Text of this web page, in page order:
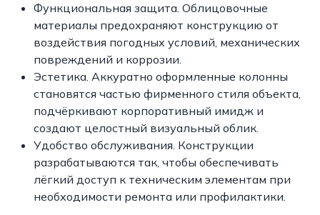
Функциональная защита. Облицовочные
материалы предохраняют конструкцию от
воздействия погодных условий, механических
повреждений и коррозии.
Эстетика. Аккуратно оформленные колонны
становятся частью фирменного стиля объекта,
подчёркивают корпоративный имидж и
создают целостный визуальный облик.
Удобство обслуживания. Конструкции
разрабатываются так, чтобы обеспечивать
лёгкий доступ к техническим элементам при
необходимости ремонта или профилактики.